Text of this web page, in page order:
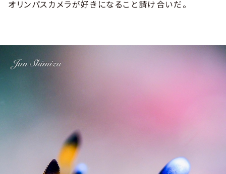
オリンパスカメラが好きになること請け合いだ。